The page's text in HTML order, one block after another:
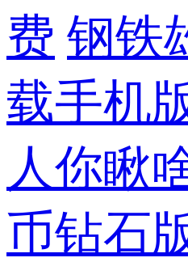
费 钢铁
载手机
人你瞅
币钻石